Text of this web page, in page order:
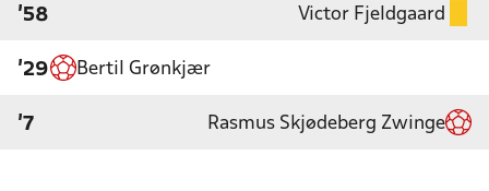
'58 Victor Fjeldgaard
'29 Bertil Grønkjær
'7 Rasmus Skjødeberg Zwinge